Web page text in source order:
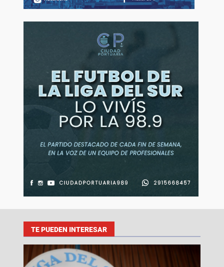
TE PUEDEN INTERESAR